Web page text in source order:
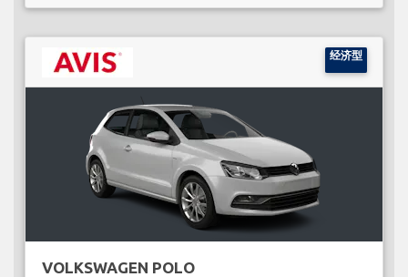
经济型
VOLKSWAGEN POLO